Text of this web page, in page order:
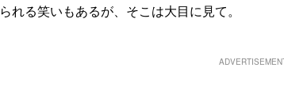
られる笑いもあるが、そこは大目に見て。